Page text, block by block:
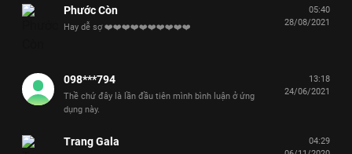
Phước Còn
Hay dễ sợ ❤️❤️❤️❤️❤️❤️❤️❤️❤️❤️
05:40
28/08/2021
098***794
Thề chứ đây là lần đầu tiên mình bình luận ở ứng
dụng này.
13:18
24/06/2021
Trang Gala
04:29